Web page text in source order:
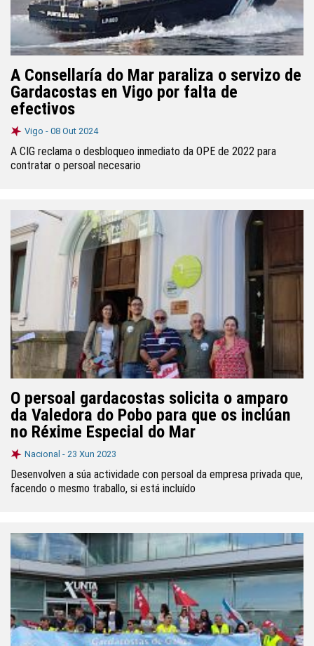
A Consellaría do Mar paraliza o servizo de
Gardacostas en Vigo por falta de
efectivos
Vigo - 08 Out 2024
A CIG reclama o desbloqueo inmediato da OPE de 2022 para
contratar o persoal necesario
O persoal gardacostas solicita o amparo
da Valedora do Pobo para que os inclúan
no Réxime Especial do Mar
Nacional - 23 Xun 2023
Desenvolven a súa actividade con persoal da empresa privada que,
facendo o mesmo traballo, si está incluído